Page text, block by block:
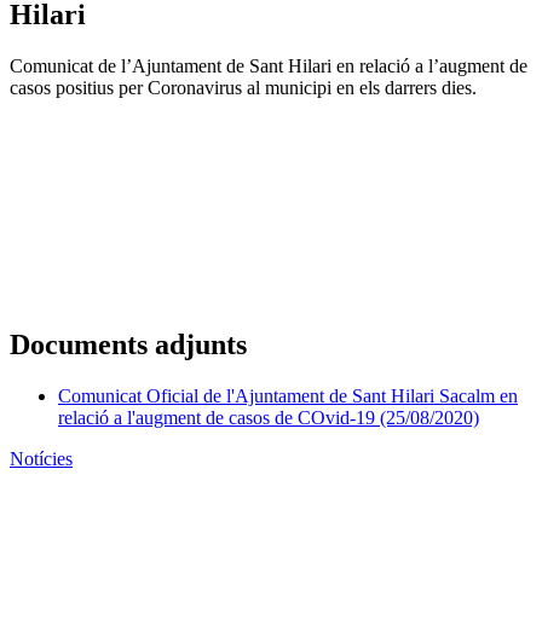
Hilari
Comunicat de l’Ajuntament de Sant Hilari en relació a l’augment de
casos positius per Coronavirus al municipi en els darrers dies.
Documents adjunts
Comunicat Oficial de l'Ajuntament de Sant Hilari Sacalm en
relació a l'augment de casos de COvid-19 (25/08/2020)
Notícies